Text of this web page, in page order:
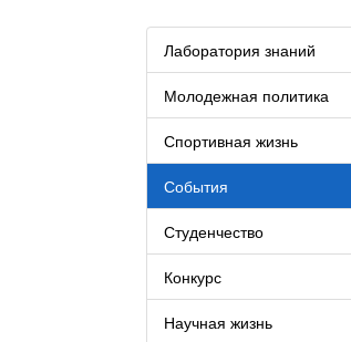
Лаборатория знаний
Молодежная политика
Спортивная жизнь
События
Студенчество
Конкурс
Научная жизнь